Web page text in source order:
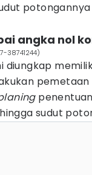
angka nol
38741244)
diungkap
pemetaan
sudut